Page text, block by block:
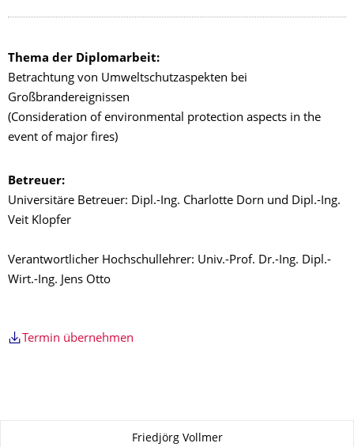
Thema der Diplomarbeit:
Betrachtung von Umweltschutzaspekten bei
Großbrandereignissen
(Consideration of environmental protection aspects in the
event of major fires)
Betreuer:
Universitäre Betreuer: Dipl.-Ing. Charlotte Dorn und Dipl.-Ing.
Veit Klopfer
Verantwortlicher Hochschullehrer: Univ.-Prof. Dr.-Ing. Dipl.-
Wirt.-Ing. Jens Otto
Termin übernehmen
Friedjörg Vollmer